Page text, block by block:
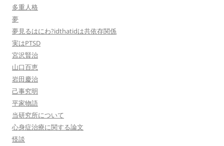
多重人格
夢
夢見るはにわ?idthatidは共依存関係
実はPTSD
宮沢賢治
山口百恵
岩田慶治
己事究明
平家物語
当研究所について
心身症治療に関する論文
怪談